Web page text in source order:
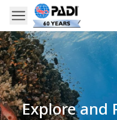
Explore and